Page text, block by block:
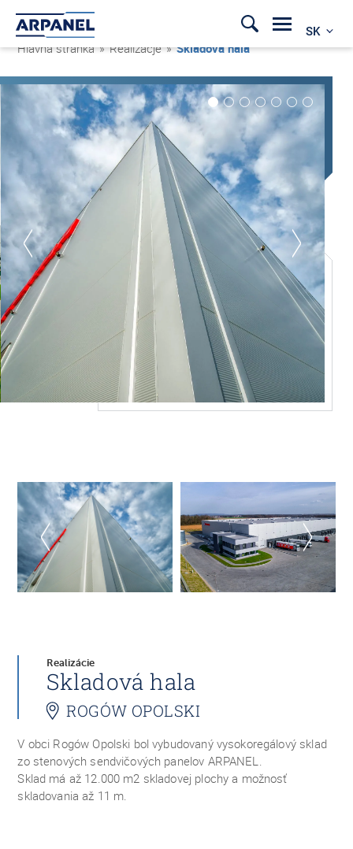
SK
Hlavná stránka » Realizacje »Skladová hala
Realizácie
Skladová hala
ROGÓW OPOLSKI
V obci Rogów Opolski bol vybudovaný vysokoregálový sklad
zo stenových sendvičových panelov ARPANEL.
Sklad má až 12.000 m2 skladovej plochy a možnosť
skladovania až 11 m.